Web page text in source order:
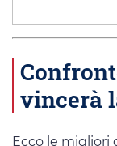
vincerà
Ecco le migliori